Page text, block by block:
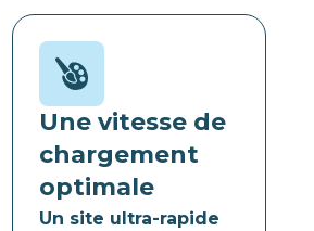
Une vitesse de
chargement
optimale
Un site ultra-rapide